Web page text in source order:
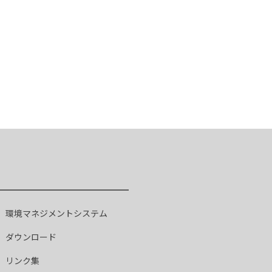
環境マネジメントシステム
ダウンロード
リンク集